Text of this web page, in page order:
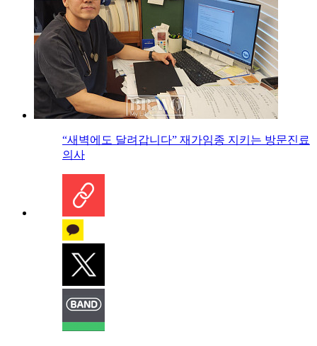
“새벽에도 달려갑니다” 재가임종 지키는 방문진료
의사